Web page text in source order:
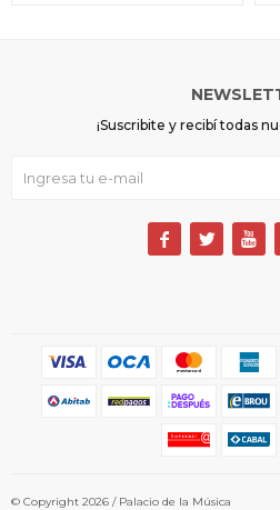
¡Suscribite y recibí todas
  
© Copyright 2026 / Palacio de la Música